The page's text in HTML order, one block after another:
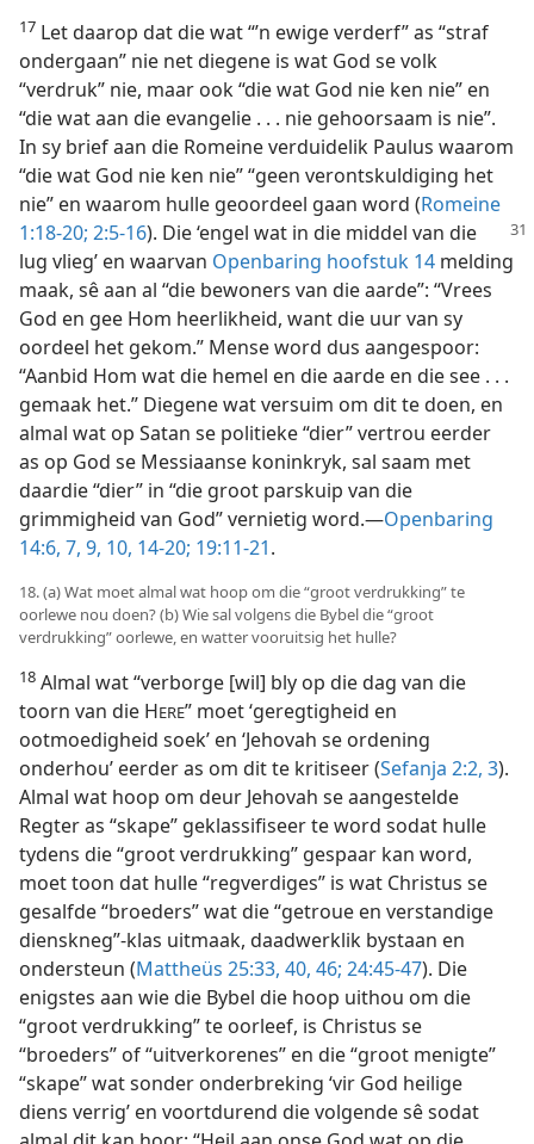
17 Let daarop dat die wat “’n ewige verderf” as “straf
ondergaan” nie net diegene is wat God se volk
“verdruk” nie, maar ook “die wat God nie ken nie” en
“die wat aan die evangelie . . . nie gehoorsaam is nie”.
In sy brief aan die Romeine verduidelik Paulus waarom
“die wat God nie ken nie” “geen verontskuldiging het
nie” en waarom hulle geoordeel gaan word (Romeine
1:18-20; 2:5-16). Die ‘engel wat in die middel van die
lug vlieg’ en waarvan Openbaring hoofstuk 14 melding
maak, sê aan al “die bewoners van die aarde”: “Vrees
God en gee Hom heerlikheid, want die uur van sy
oordeel het gekom.” Mense word dus aangespoor:
“Aanbid Hom wat die hemel en die aarde en die see . . .
gemaak het.” Diegene wat versuim om dit te doen, en
almal wat op Satan se politieke “dier” vertrou eerder
as op God se Messiaanse koninkryk, sal saam met
daardie “dier” in “die groot parskuip van die
grimmigheid van God” vernietig word.—Openbaring
14:6, 7, 9, 10, 14-20; 19:11-21.
18. (a) Wat moet almal wat hoop om die “groot verdrukking” te
oorlewe nou doen? (b) Wie sal volgens die Bybel die “groot
verdrukking” oorlewe, en watter vooruitsig het hulle?
18 Almal wat “verborge [wil] bly op die dag van die
toorn van die HERE” moet ‘geregtigheid en
ootmoedigheid soek’ en ‘Jehovah se ordening
onderhou’ eerder as om dit te kritiseer (Sefanja 2:2, 3).
Almal wat hoop om deur Jehovah se aangestelde
Regter as “skape” geklassifiseer te word sodat hulle
tydens die “groot verdrukking” gespaar kan word,
moet toon dat hulle “regverdiges” is wat Christus se
gesalfde “broeders” wat die “getroue en verstandige
dienskneg”-klas uitmaak, daadwerklik bystaan en
ondersteun (Mattheüs 25:33, 40, 46; 24:45-47). Die
enigstes aan wie die Bybel die hoop uithou om die
“groot verdrukking” te oorleef, is Christus se
“broeders” of “uitverkorenes” en die “groot menigte”
“skape” wat sonder onderbreking ‘vir God heilige
diens verrig’ en voortdurend die volgende sê sodat